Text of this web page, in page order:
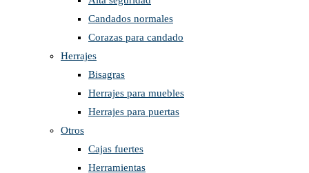
Candados normales
Corazas para candado
Herrajes
Bisagras
Herrajes para muebles
Herrajes para puertas
Otros
Cajas fuertes
Herramientas